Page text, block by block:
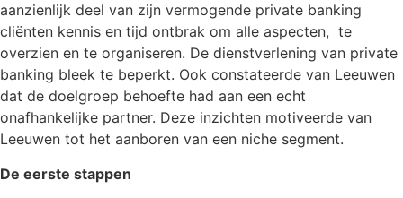
aanzienlijk deel van zijn vermogende private banking
cliënten kennis en tijd ontbrak om alle aspecten, te
overzien en te organiseren. De dienstverlening van private
banking bleek te beperkt. Ook constateerde van Leeuwen
dat de doelgroep behoefte had aan een echt
onafhankelijke partner. Deze inzichten motiveerde van
Leeuwen tot het aanboren van een niche segment.
De eerste stappen